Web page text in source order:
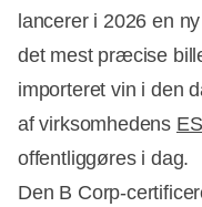
lancerer i 2026 en
det mest præcise
importeret vin i den
af virksomhedens
offentliggøres i dag.
Den B Corp-